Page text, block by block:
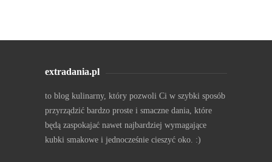
extradania.pl
to blog kulinarny, który pozwoli Ci w szybki sposób
przyrządzić bardzo proste i smaczne dania, które
będą zaspokajać nawet najbardziej wymagające
kubki smakowe i jednocześnie cieszyć oko. :)